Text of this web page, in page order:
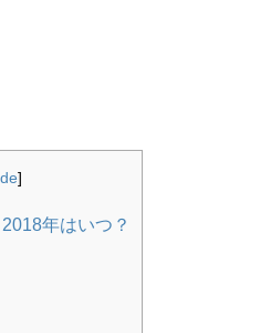
]
年はいつ？